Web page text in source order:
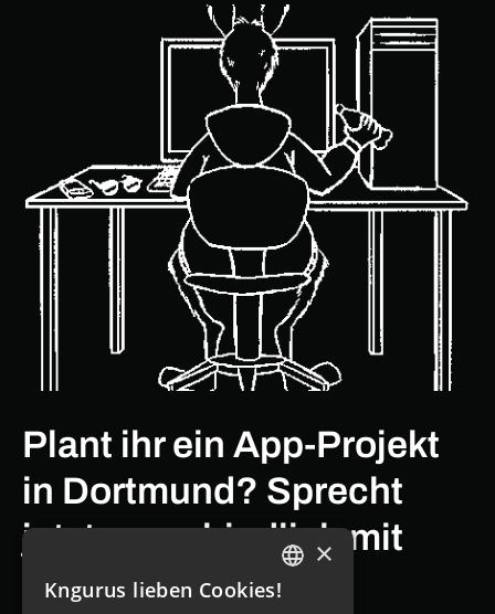
Plant ihr ein App-Projekt
in Dortmund? Sprecht
jetzt unverbindlich mit
uns!
×
Kngurus lieben Cookies!